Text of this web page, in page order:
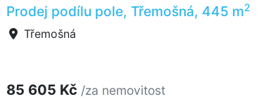
Prodej podílu pole, Třemošná, 445 m2
Třemošná
85 605 Kč /za nemovitost